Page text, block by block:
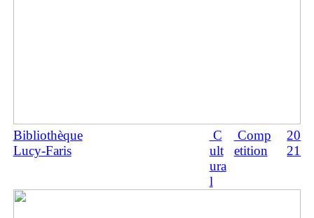
Bibliothèque
Lucy-Faris
C
ult
ura
l
Comp
etition
20
21